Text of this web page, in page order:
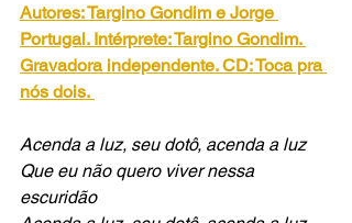
Autores: Targino Gondim e Jorge
Portugal. Intérprete: Targino Gondim.
Gravadora independente. CD: Toca pra
nós dois.
Acenda a luz, seu dotô, acenda a luz
Que eu não quero viver nessa
escuridão